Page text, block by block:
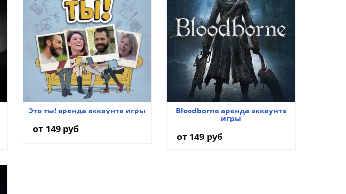
Это ты! аренда аккаунта игры
от 149 руб
Bloodborne аренда аккаунта
игры
от 149 руб